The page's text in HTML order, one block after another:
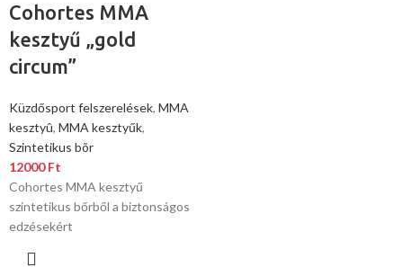
Cohortes MMA
kesztyű „gold
circum”
Küzdősport felszerelések, MMA
kesztyû, MMA kesztyűk,
Szintetikus bõr
12000Ft
Cohortes MMA kesztyű
szintetikus bőrből a biztonságos
edzésekért